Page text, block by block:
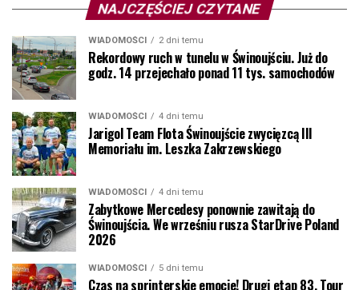
NAJCZĘŚCIEJ CZYTANE
WIADOMOŚCI 2 dni temu
Rekordowy ruch w tunelu w Świnoujściu. Już do
godz. 14 przejechało ponad 11 tys. samochodów
WIADOMOŚCI 4 dni temu
Jarigol Team Flota Świnoujście zwycięzcą III
Memoriału im. Leszka Zakrzewskiego
WIADOMOŚCI 4 dni temu
Zabytkowe Mercedesy ponownie zawitają do
Świnoujścia. We wrześniu rusza StarDrive Poland
2026
WIADOMOŚCI 5 dni temu
Czas na sprinterskie emocje! Drugi etap 83. Tour